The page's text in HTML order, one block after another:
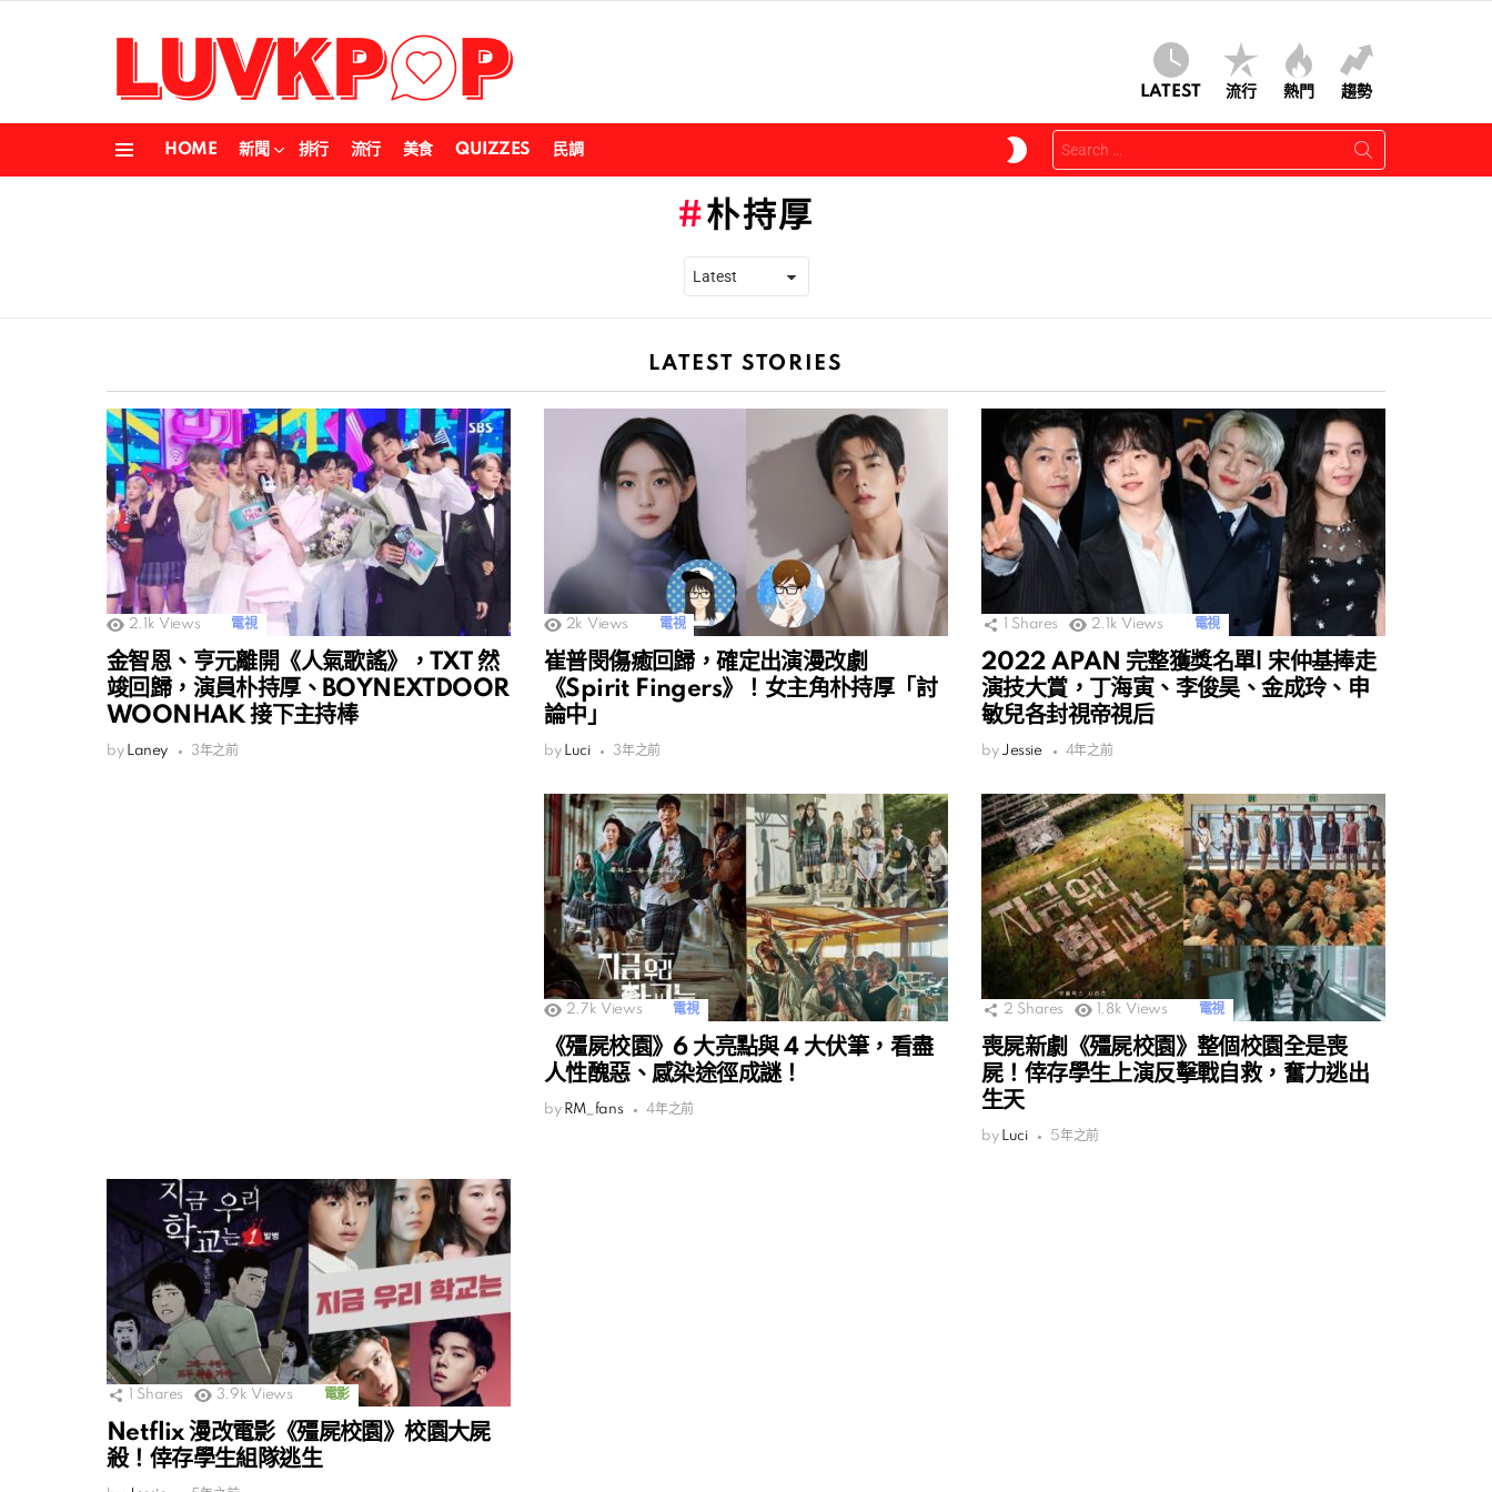
LATEST 流行 熱門 趨勢
HOME 新聞 排行 流行 美食 QUIZZES 民調
SKIN
Search
for:
朴持厚
LATEST STORIES
2.1k Views 電視
金智恩、亨元離開《人氣歌謠》，TXT 然
竣回歸，演員朴持厚、BOYNEXTDOOR
WOONHAK 接下主持棒
by Laney 3年之前
2k Views 電視
崔普閔傷癒回歸，確定出演漫改劇
《Spirit Fingers》！女主角朴持厚「討
論中」
by Luci 3年之前
Shares 2.1k Views 電視
2022 APAN 完整獲獎名單| 宋仲基捧走
演技大賞，丁海寅、李俊昊、金成玲、申
敏兒各封視帝視后
by Jessie 4年之前
2.7k Views 電視
《殭屍校園》6 大亮點與 4 大伏筆，看盡
人性醜惡、感染途徑成謎！
by RM_fans 4年之前
2 Shares 1.8k Views 電視
喪屍新劇《殭屍校園》整個校園全是喪
屍！倖存學生上演反擊戰自救，奮力逃出
生天
by Luci 5年之前
Shares 3.9k Views 電影
Netflix 漫改電影《殭屍校園》校園大屍
殺！倖存學生組隊逃生